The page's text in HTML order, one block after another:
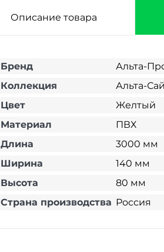
Описание товара
Бренд
Альта-
Коллекция
Альта-
Цвет
Желтый
Материал
ПВХ
Длина
3000 мм
Ширина
140 мм
Высота
80 мм
Страна производства Россия